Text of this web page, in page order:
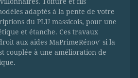
adaptés à la pente de votre
du PLU massicois, pour une
et étanche. Ces travaux
aux aides MaPrimeRénov' si la
couplée à une amélioration de